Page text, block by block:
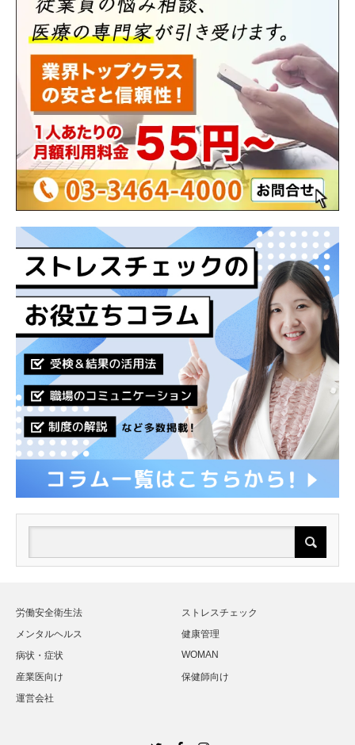
労働安全衛生法
ストレスチェック
メンタルヘルス
健康管理
病状・症状
WOMAN
産業医向け
保健師向け
運営会社